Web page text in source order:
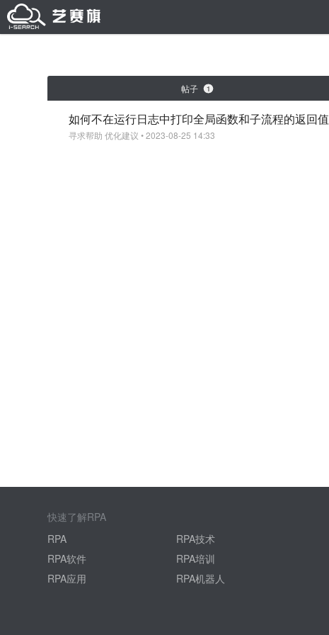
帖子 1
如何不在运行日志中打印全局函数和子流程的返回值
寻求帮助 优化建议 • 2023-08-25 14:33
快速了解RPA
RPA
RPA技术
RPA软件
RPA培训
RPA应用
RPA机器人